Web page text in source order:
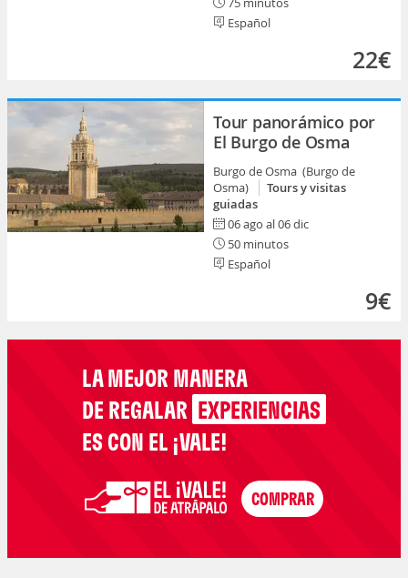
Español
22€
Tour panorámico por
El Burgo de Osma
Burgo de Osma (Burgo de
Osma)
Tours y visitas
guiadas
06 ago al 06 dic
50 minutos
Español
9€
LA MEJOR MANERA
DE REGALAR EXPERIENCIAS
ES CON EL ¡VALE!